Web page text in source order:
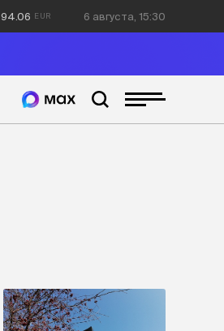
94.06 6 августа, 15:30